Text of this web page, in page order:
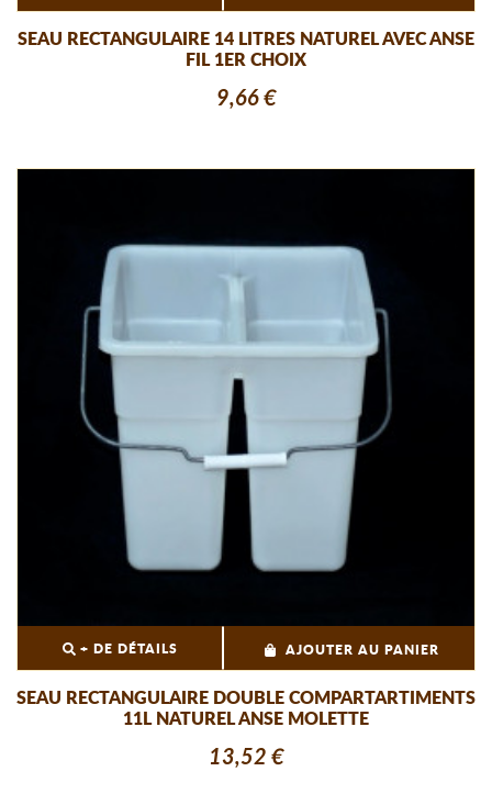
SEAU RECTANGULAIRE 14 LITRES NATUREL AVEC ANSE
FIL 1ER CHOIX
9,66 €
+ DE DÉTAILS AJOUTER AU PANIER
SEAU RECTANGULAIRE DOUBLE COMPARTARTIMENTS
11L NATUREL ANSE MOLETTE
13,52 €